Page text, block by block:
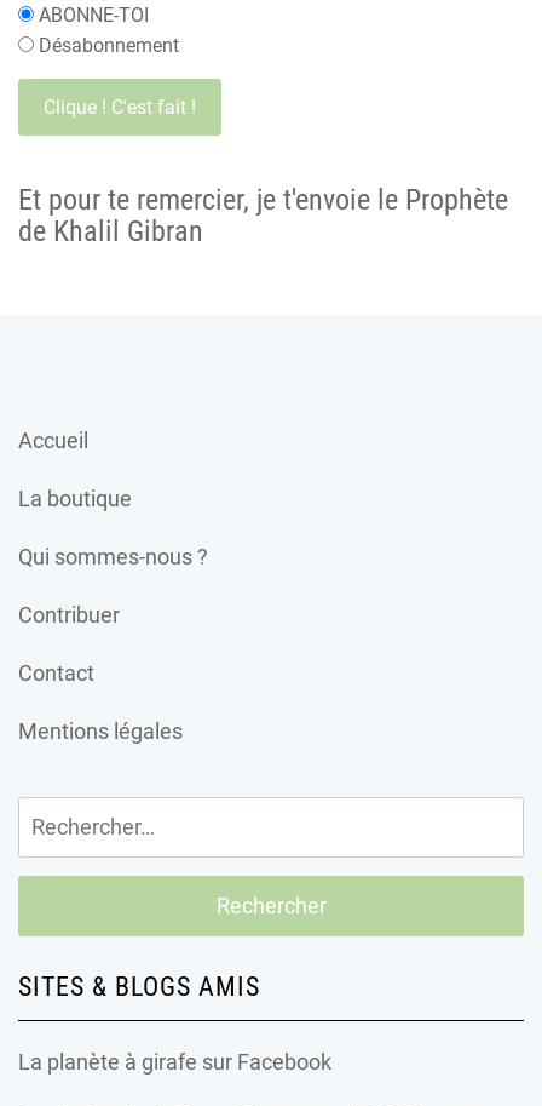
ABONNE-TOI
Désabonnement
Et pour te remercier, je t'envoie le Prophète
de Khalil Gibran
Accueil
La boutique
Qui sommes-nous ?
Contribuer
Contact
Mentions légales
Rechercher :
SITES & BLOGS AMIS
La planète à girafe sur Facebook